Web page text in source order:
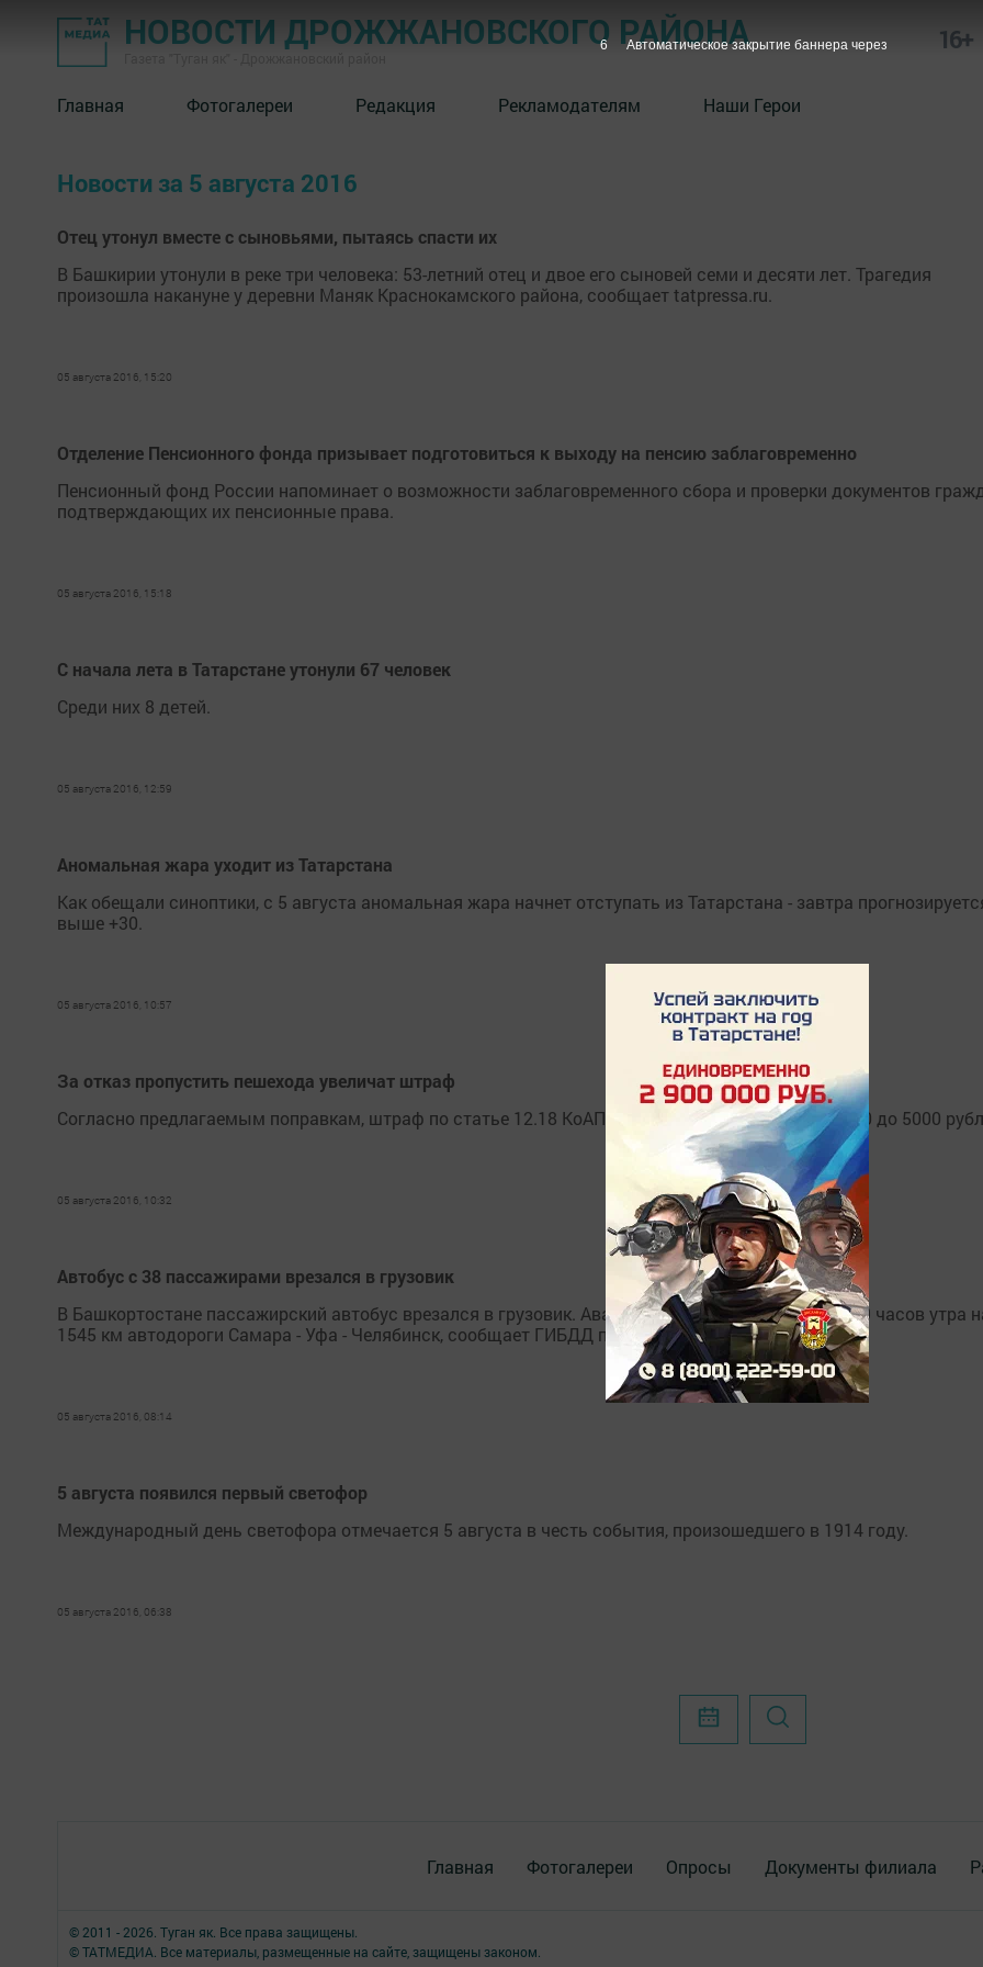
НОВОСТИ ДРОЖЖАНОВСКОГО РАЙОНА 16+
Главная Фотогалереи Редакция Рекламодателям Наши Герои
Новости за 5 августа 2016
Отец утонул вместе с сыновьями, пытаясь спасти их
В Башкирии утонули в реке три человека: 53-летний отец и двое его сыновей семи и десяти лет. Трагедия
произошла накануне у деревни Маняк Краснокамского района, сообщает tatpressa.ru.
05 августа 2016, 15:20
Отделение Пенсионного фонда призывает подготовиться к выходу на пенсию заблаговременно
Пенсионный фонд России напоминает о возможности заблаговременного сбора и проверки документов
подтверждающих их пенсионные права.
05 августа 2016, 15:18
С начала лета в Татарстане утонули 67 человек
Среди них 8 детей.
05 августа 2016, 12:59
Аномальная жара уходит из Татарстана
Как обещали синоптики, с 5 августа аномальная жара начнет отступать из Татарстана - завтра
выше +30.
05 августа 2016, 10:57
За отказ пропустить пешехода увеличат штраф
Согласно предлагаемым поправкам, штраф по статье 12.18 КоАП предлагается увеличить с 1500 до 5000
05 августа 2016, 10:32
Автобус с 38 пассажирами врезался в грузовик
В Башкортостане пассажирский автобус врезался в грузовик. Авария случилась сегодня около 9 часов утра
1545 км автодороги Самара - Уфа - Челябинск, сообщает ГИБДД по республике.
05 августа 2016, 08:14
5 августа появился первый светофор
Международный день светофора отмечается 5 августа в честь события, произошедшего в 1914 году.
05 августа 2016, 06:38
Главная Фотогалереи Опросы Документы филиала
© 2011 - 2026. Туган як. Все права защищены.
© ТАТМЕДИА. Все материалы, размещенные на сайте, защищены законом.
6 Автоматическое закрытие баннера через